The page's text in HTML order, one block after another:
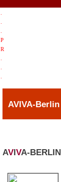
P
R
AVIVA-
AV VA-